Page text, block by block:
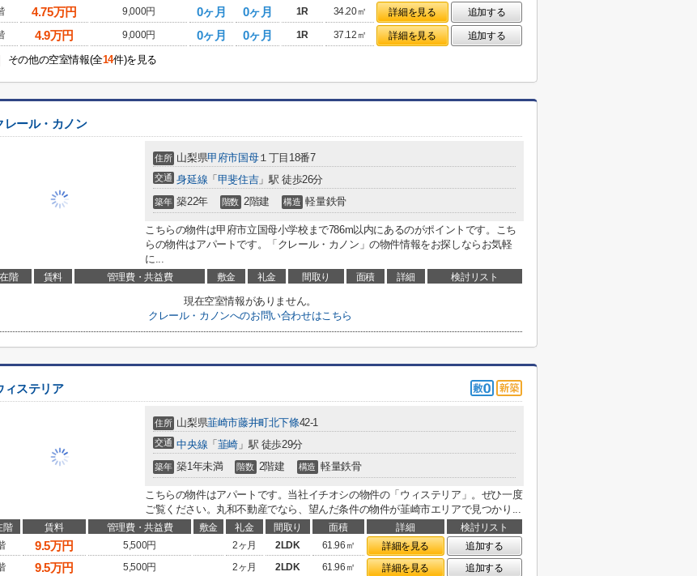
4.75万円 9,000円 0ヶ月 0ヶ月 1R 34.20㎡ 詳細を見る
追加する
4.9万円 9,000円 0ヶ月 0ヶ月 1R 37.12㎡ 詳細を見る 追加する
その他の空室情報(全14件)を見る
レール・カノン
住所 山梨県甲府市国母１丁目18番7
交通 身延線 「 甲斐住吉」駅 徒歩26分
築年 築22年 階数 2階建 構造 軽量鉄骨
こちらの物件は甲府市立国母小学校まで786m以内にあるのがポイントです。こち
らの物件はアパートです。「クレール・カノン」の物件情報をお探しならお気軽
に...
階 賃料 管理費・共益費 敷金 礼金 間取り 面積 詳細 検討リスト
現在空室情報がありません。
クレール・カノンへのお問い合わせはこちら
ィステリア
住所 山梨県韮崎市藤井町北下條42-1
交通 中央線 「 韮崎 」駅 徒歩29分
築年 築1年未満 階数 2階建 構造 軽量鉄骨
こちらの物件はアパートです。当社イチオシの物件の「ウィステリア」。ぜひ一度
ご覧ください。丸和不動産でなら、望んだ条件の物件が韮崎市エリアで見つかり...
階 賃料 管理費・共益費 敷金 礼金 間取り 面積 詳細
検討リスト
9.5万円 5,500円 2ヶ月 2LDK 61.96㎡ 詳細を見る
追加する
9.5万円 5,500円 2ヶ月 2LDK 61.96㎡ 詳細を見る
追加する